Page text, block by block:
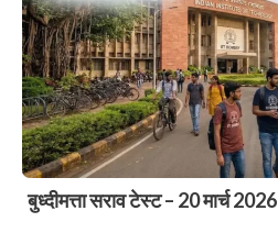
बुध्दीमत्ता सराव टेस्ट – 20 मार्च 2026